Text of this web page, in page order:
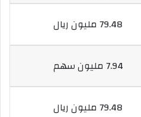
79.48 مليون ريال
7.94 مليون سهم
79.48 مليون ريال